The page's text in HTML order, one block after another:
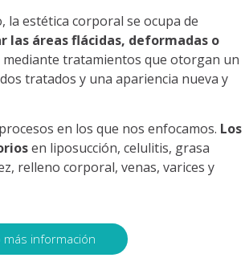
la estética corporal se ocupa de
áreas flácidas, deformadas o
tratamientos que otorgan un
tratados y una apariencia nueva y
en los que nos enfocamos. Los
en liposucción, celulitis, grasa
relleno corporal, venas, varices y
más información